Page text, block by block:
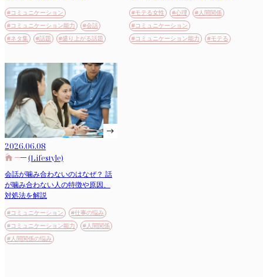
#コミュニケーション
#コミュニケーション能力
#会話
#ネタ集
#話題 #盛り上がる話題
#モテる女性 #心理
#人間関係
#コミュニケーション
#コミュニケーション能力
#モテる
2026.06.08
(Lifestyle)
会話が噛み合わないのはなぜ？ 話
が噛み合わない人の特徴や原因、
対処法を解説
#コミュニケーション
#仕事の悩み
#コミュニケーション能力
#人間関係
#人間関係の悩み